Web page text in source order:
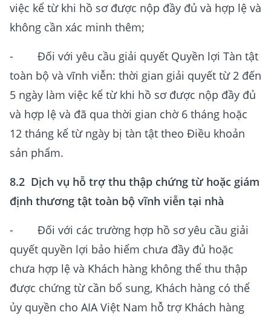
việc kể từ khi hồ sơ được nộp đầy đủ và hợp lệ và
không cần xác minh thêm;
- Đối với yêu cầu giải quyết Quyền lợi Tàn tật
toàn bộ và vĩnh viễn: thời gian giải quyết từ 2 đến
5 ngày làm việc kể từ khi hồ sơ được nộp đầy đủ
và hợp lệ và đã qua thời gian chờ 6 tháng hoặc
12 tháng kể từ ngày bị tàn tật theo Điều khoản
sản phẩm.
8.2 Dịch vụ hỗ trợ thu thập chứng từ hoặc giám
định thương tật toàn bộ vĩnh viễn tại nhà
- Đối với các trường hợp hồ sơ yêu cầu giải
quyết quyền lợi bảo hiểm chưa đầy đủ hoặc
chưa hợp lệ và Khách hàng không thể thu thập
được chứng từ cần bổ sung, Khách hàng có thể
ủy quyền cho AIA Việt Nam hỗ trợ Khách hàng